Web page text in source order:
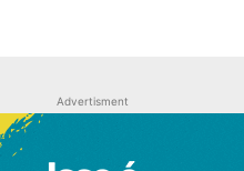
Advertisment